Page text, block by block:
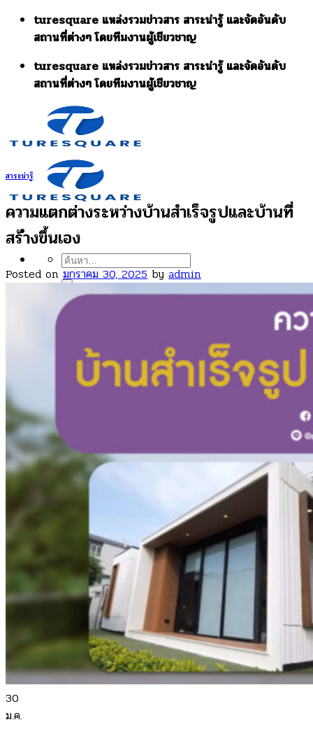
Skip turesquare แหล่งรวมข่าวสาร สาระน่ารู้ และจัดอันดับ
สถานที่ต่างๆ โดยทีมงานผู้เชียวชาญ
turesquare แหล่งรวมข่าวสาร สาระน่ารู้ และจัดอันดับ
สถานที่ต่างๆ โดยทีมงานผู้เชียวชาญ
ค้นหา:
เกี่ยวกับเรา
รวมบทความ
ความงาม
ดูบอลออนไลน์
Newsletter
สาระน่ารู้
ความแตกต่างระหว่างบ้านสำเร็จรูปและบ้านที่
สร้างขึ้นเอง
Posted onมกราคม 30, 2025byadmin
30
ม.ค.